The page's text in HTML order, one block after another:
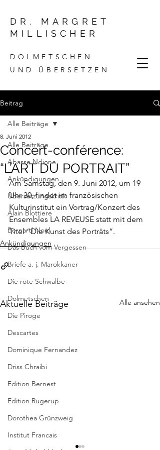
DR. MARGRET
MILLISCHER
DOLMETSCHEN
UND ÜBERSETZEN
Beitrag
Alle Beiträge
Abasse Ndione
Ankündigungen
Übersetzungskritik
Alain Blottiere
Bernard Noel
Das Buch vom Vergessen
Briefe a. j. Marokkaner
Die rote Schwalbe
Dolmetschen
Die Piroge
Descartes
Dominique Fernandez
Driss Chraibi
Edition Bernest
Edition Rugerup
Dorothea Grünzweig
Institut Francais
Alle Beiträge
Concert-conférence:
“L’ART DU PORTRAIT”
8. Juni 2012
Am Samstag, den 9. Juni 2012, um 19
Uhr 30, findet im französischen
Kulturinstitut ein Vortrag/Konzert des
Ensembles LA REVEUSE statt mit dem
Titel “Die Kunst des Porträts”.
Ankündigungen
Aktuelle Beiträge Alle ansehen